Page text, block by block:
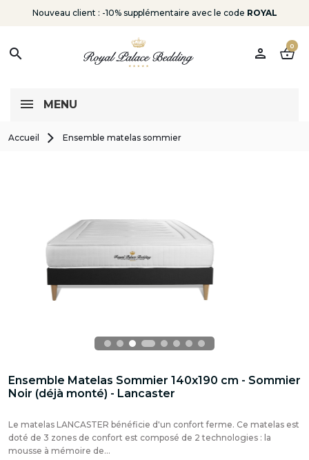
Nouveau client : -10% supplémentaire avec le code ROYAL
search person shopping_basket
0
MENU
Accueil Ensemble matelas sommier
Ensemble Matelas Sommier 140x190 cm - Sommier
Noir (déjà monté) - Lancaster
Le matelas LANCASTER bénéficie d'un confort ferme. Ce matelas est
doté de 3 zones de confort est composé de 2 technologies : la
mousse à mémoire de...